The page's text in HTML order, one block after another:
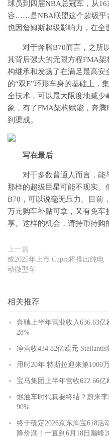
球员到四届NBA总冠军，从
容……是NBA联盟这个超级平
也因詹姆斯超级影响力，在全
对于奔腾B70而言，之所
其背后强大的无限方程FMA
构继承和发扬了在满足最高安
的“双E”环形车身的基础上，
全技术，可以最大限度地减少
象，有了FMA架构赋能，奔腾
到渠成。
写在最后
对于多数普通人而言，能
那样的超级巨星可能不现实
B70，可以说毫无压力。目前
万元购车补贴可拿，又有免车
享。这样的机会，请持币待购
上一篇
或2025年上市 Cupra将推出纯电
动微型车
相关推荐
奔驰上半年营业收入636.63
28%
净营收434.82亿欧元
用时20年 特斯拉迎来第1000
宝马集团上半年营收622.66
燃油车时代真要终结？蔚来
90%
终于确定2026京东淘宝618活
降价潮！一直到6月18日巅峰